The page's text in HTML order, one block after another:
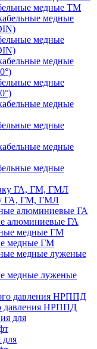
медные ТМ
медные
медные
медные
медные
ГА, ГМ, ГМЛ
алюминиевые ГА
медные ГМ
медные луженые
давления НРППД
для